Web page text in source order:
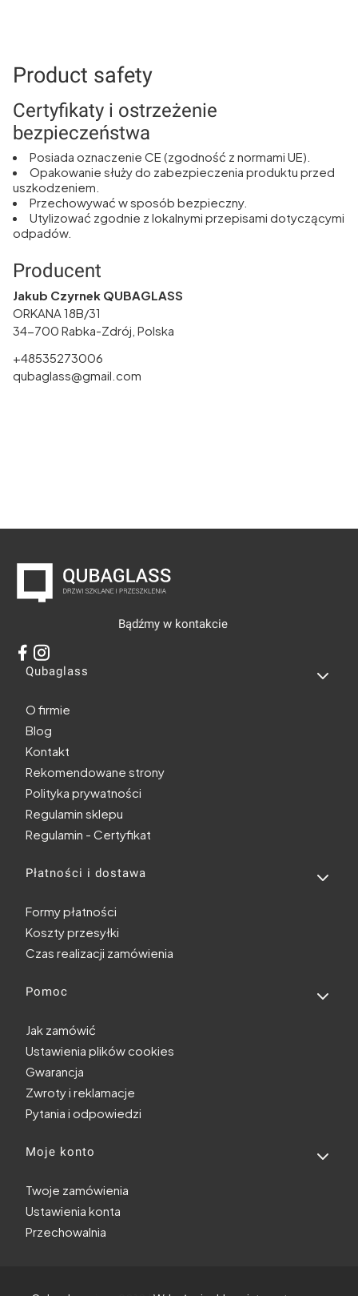
Product safety
Certyfikaty i ostrzeżenie
bezpieczeństwa
Posiada oznaczenie CE (zgodność z normami UE).
Opakowanie służy do zabezpieczenia produktu przed
uszkodzeniem.
Przechowywać w sposób bezpieczny.
Utylizować zgodnie z lokalnymi przepisami dotyczącymi
odpadów.
Producent
Jakub Czyrnek QUBAGLASS
ORKANA 18B/31
34-700 Rabka-Zdrój, Polska
+48535273006
qubaglass@gmail.com
Bądźmy w kontakcie
Linki w stopce
Qubaglass
O firmie
Blog
Kontakt
Rekomendowane strony
Polityka prywatności
Regulamin sklepu
Regulamin - Certyfikat
Płatności i dostawa
Formy płatności
Koszty przesyłki
Czas realizacji zamówienia
Pomoc
Jak zamówić
Ustawienia plików cookies
Gwarancja
Zwroty i reklamacje
Pytania i odpowiedzi
Moje konto
Twoje zamówienia
Ustawienia konta
Przechowalnia